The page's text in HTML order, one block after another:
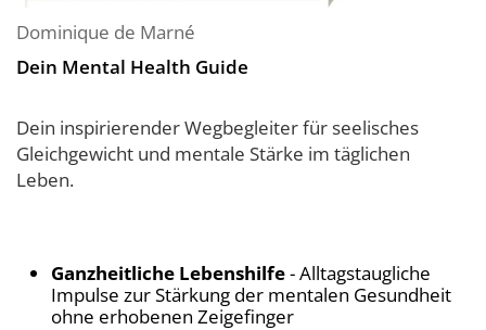
Dominique de Marné
Dein Mental Health Guide
Dein inspirierender Wegbegleiter für seelisches
Gleichgewicht und mentale Stärke im täglichen
Leben.
Ganzheitliche Lebenshilfe- Alltagstaugliche
Impulse zur Stärkung der mentalen Gesundheit
ohne erhobenen Zeigefinger